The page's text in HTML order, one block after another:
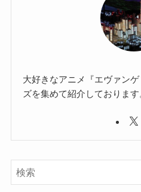
大好きなアニメ『エヴァン
ズを集めて紹介しております